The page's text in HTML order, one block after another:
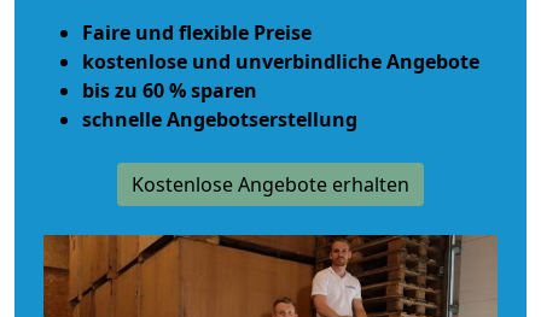
Faire und flexible Preise
kostenlose und unverbindliche Angebote
bis zu 60 % sparen
schnelle Angebotserstellung
Kostenlose Angebote erhalten